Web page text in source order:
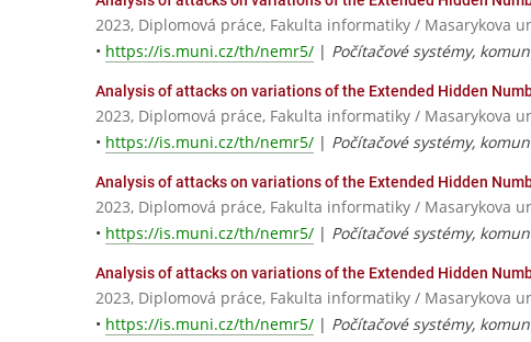
2023, Diplomová práce, Fakulta informatiky / Masarykova
• https://is.muni.cz/th/nemr5/ | Počítačové systémy,
Analysis of attacks on variations of the Extended Hidden
2023, Diplomová práce, Fakulta informatiky / Masarykova
• https://is.muni.cz/th/nemr5/ | Počítačové systémy,
Analysis of attacks on variations of the Extended Hidden
2023, Diplomová práce, Fakulta informatiky / Masarykova
• https://is.muni.cz/th/nemr5/ | Počítačové systémy,
Analysis of attacks on variations of the Extended Hidden
2023, Diplomová práce, Fakulta informatiky / Masarykova
• https://is.muni.cz/th/nemr5/ | Počítačové systémy,